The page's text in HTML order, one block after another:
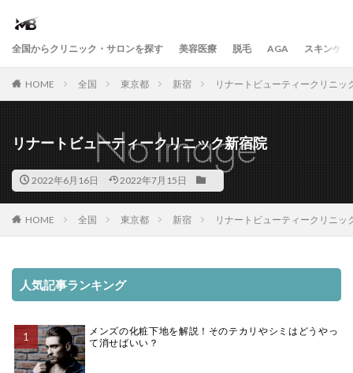
全国からクリニック・サロンを探す 美容医療 脱毛 AGA スキンケア
HOME 全国 東京都 新宿 リナートビューティークリニッ
リナートビューティークリニック新宿院
2022年6月16日 2022年7月15日
HOME 全国 東京都 新宿 リナートビューティークリニッ
人気記事ランキング
メンズの化粧下地を解説！そのテカリやシミはどうやっ
て消せばいい？